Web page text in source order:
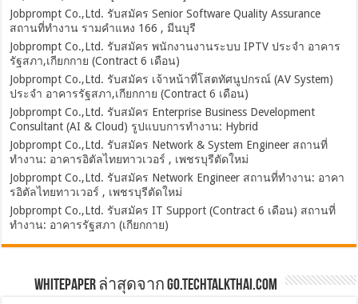
Jobprompt Co.,Ltd. รับสมัคร Senior Software Quality Assurance
สถานที่ทำงาน รามคำแหง 166 , มีนบุรี
Jobprompt Co.,Ltd. รับสมัคร พนักงานงานระบบ IPTV ประจำ อาคาร
รัฐสภา,เกียกกาย (Contract 6 เดือน)
Jobprompt Co.,Ltd. รับสมัคร เจ้าหน้าที่โสตทัศนูปกรณ์ (AV System)
ประจำ อาคารรัฐสภา,เกียกกาย (Contract 6 เดือน)
Jobprompt Co.,Ltd. รับสมัคร Enterprise Business Development
Consultant (AI & Cloud) รูปแบบการทำงาน: Hybrid
Jobprompt Co.,Ltd. รับสมัคร Network & System Engineer สถานที่
ทำงาน: อาคารอิตัลไทยทาวเวอร์ , เพชรบุรีตัดใหม่
Jobprompt Co.,Ltd. รับสมัคร Network Engineer สถานที่ทำงาน: อาคา
รอิตัลไทยทาวเวอร์ , เพชรบุรีตัดใหม่
Jobprompt Co.,Ltd. รับสมัคร IT Support (Contract 6 เดือน) สถานที่
ทำงาน: อาคารรัฐสภา (เกียกกาย)
Whitepaper ล่าสุดจาก Go.TechTalkThai.com